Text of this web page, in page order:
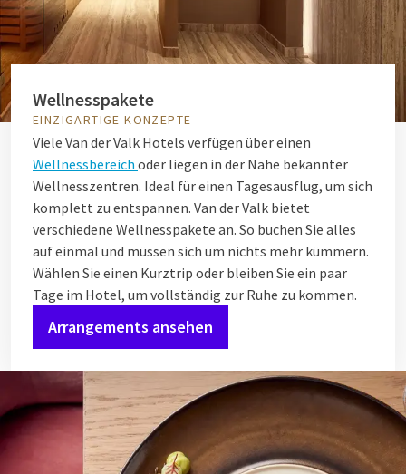
Wellnesspakete
EINZIGARTIGE KONZEPTE
Viele Van der Valk Hotels verfügen über einen
Wellnessbereich oder liegen in der Nähe bekannter
Wellnesszentren. Ideal für einen Tagesausflug, um sich
komplett zu entspannen. Van der Valk bietet
verschiedene Wellnesspakete an. So buchen Sie alles
auf einmal und müssen sich um nichts mehr kümmern.
Wählen Sie einen Kurztrip oder bleiben Sie ein paar
Tage im Hotel, um vollständig zur Ruhe zu kommen.
Arrangements ansehen